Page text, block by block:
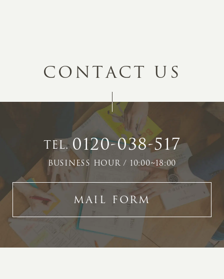
CONTACT US
TEL.0120-038-517
BUSINESS HOUR / 10:00~18:00
MAIL FORM